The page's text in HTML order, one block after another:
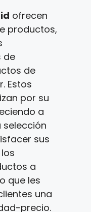
ofrecen
productos,
de
de
Estos
por su
a
selección
sus
a
que les
una
precio.